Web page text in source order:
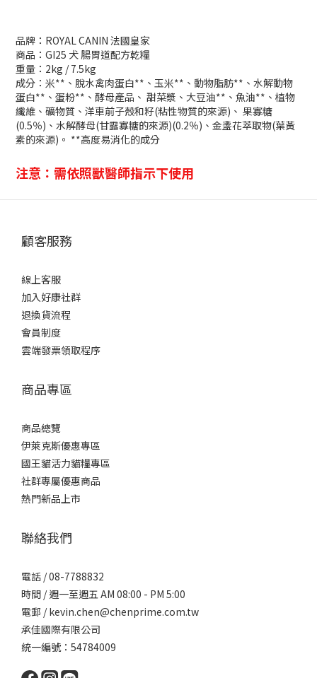
品牌：ROYAL CANIN 法國皇家
商品： GI25 犬 腸胃道配方乾糧
重量：2kg / 7.5kg
成分：米**、脫水禽肉蛋白**、玉米**、動物脂肪**、水解動物
蛋白**、蛋粉**、酵母產品、 甜菜漿、大豆油**、魚油**、植物
纖維、礦物質、洋車前子殼和籽(粘性物質的來源)、 果寡糖
(0.5％)、水解酵母(甘露寡糖的來源)(0.2％)、金盞花萃取物(葉黃
素的來源)。 **高度易消化的成分
注意：需依照獸醫師指示下使用
顧客服務
線上客服
加入好康社群
退換貨流程
會員制度
雲端發票領取程序
商品專區
商品總覽
伊萊克斯優惠專區
國王貓活力貓糧專區
社群專屬優惠商品
熱門新品上市
聯絡我們
電話 / 08-7788832
時間 / 週一至週五 AM 08:00 - PM 5:00
電郵 / kevin.chen@chenprime.com.tw
承佳國際有限公司
統一編號：54784009